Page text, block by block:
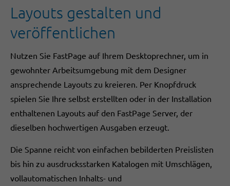
Layouts gestalten und
veröffentlichen
Nutzen Sie FastPage auf Ihrem Desktoprechner, um in
gewohnter Arbeitsumgebung mit dem Designer
ansprechende Layouts zu kreieren. Per Knopfdruck
spielen Sie Ihre selbst erstellten oder in der Installation
enthaltenen Layouts auf den FastPage Server, der
dieselben hochwertigen Ausgaben erzeugt.
Die Spanne reicht von einfachen bebilderten Preislisten
bis hin zu ausdrucksstarken Katalogen mit Umschlägen,
vollautomatischen Inhalts- und